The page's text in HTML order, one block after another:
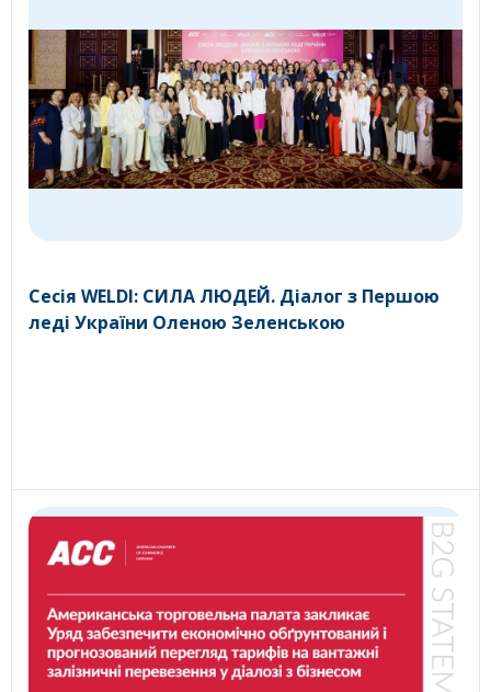
Сесія WELDI: СИЛА ЛЮДЕЙ. Діалог з Першою
леді України Оленою Зеленською